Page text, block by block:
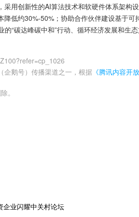
用创新性的AI算法技术和软硬件体系架构
低约30%-50%；协助合作伙伴建设基于可
“碳达峰碳中和”行动、循环经济发展和生态
企鹅号）传播渠道之一，根据 《腾讯内容开
。
企业闪耀中关村论坛